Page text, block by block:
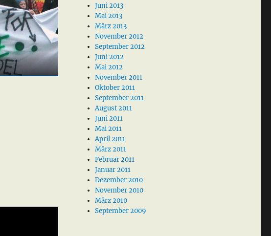
Juni 2013
Mai 2013
März 2013
November 2012
September 2012
Juni 2012
Mai 2012
November 2011
Oktober 2011
September 2011
August 2011
Juni 2011
Mai 2011
April 2011
März 2011
Februar 2011
Januar 2011
Dezember 2010
November 2010
März 2010
September 2009